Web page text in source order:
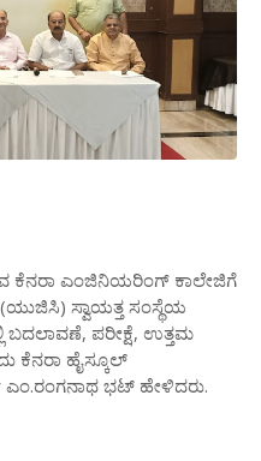
ಕೆನರಾ ಎಂಜಿನಿಯರಿಂಗ್ ಕಾಲೇಜಿಗೆ
(ಯುಜಿಸಿ) ಸ್ವಾಯತ್ತ ಸಂಸ್ಥೆಯ
ಬದಲಾವಣೆ, ಪರೀಕ್ಷೆ, ಉತ್ತಮ
ಕೆನರಾ ಹೈಸ್ಕೂಲ್
ಎಂ.ರಂಗನಾಥ ಭಟ್ ಹೇಳಿದರು.